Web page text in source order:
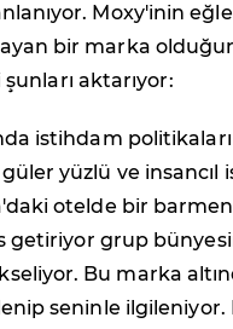
Moxy'inin
bir marka
aktarıyor:
istihdam
yüzlü ve insancıl
otelde bir
getiriyor grup
Bu marka
seninle